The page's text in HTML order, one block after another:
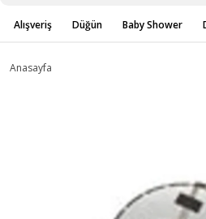
Alışveriş Düğün Baby Shower
Anasayfa